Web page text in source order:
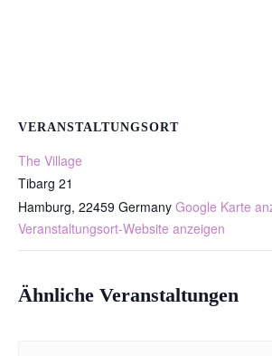
VERANSTALTUNGSORT
The Village
Tibarg 21
Hamburg, 22459 Germany Google Karte
Veranstaltungsort-Website anzeigen
Ähnliche Veranstaltungen